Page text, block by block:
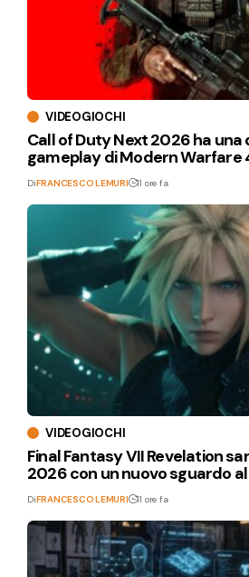
VIDEOGIOCHI
Call of Duty Next 2026 ha una
gameplay di Modern Warfare
DiFRANCESCO LEMURI 11 ore fa
VIDEOGIOCHI
Final Fantasy VII Revelation
2026 con un nuovo sguardo
DiFRANCESCO LEMURI 11 ore fa